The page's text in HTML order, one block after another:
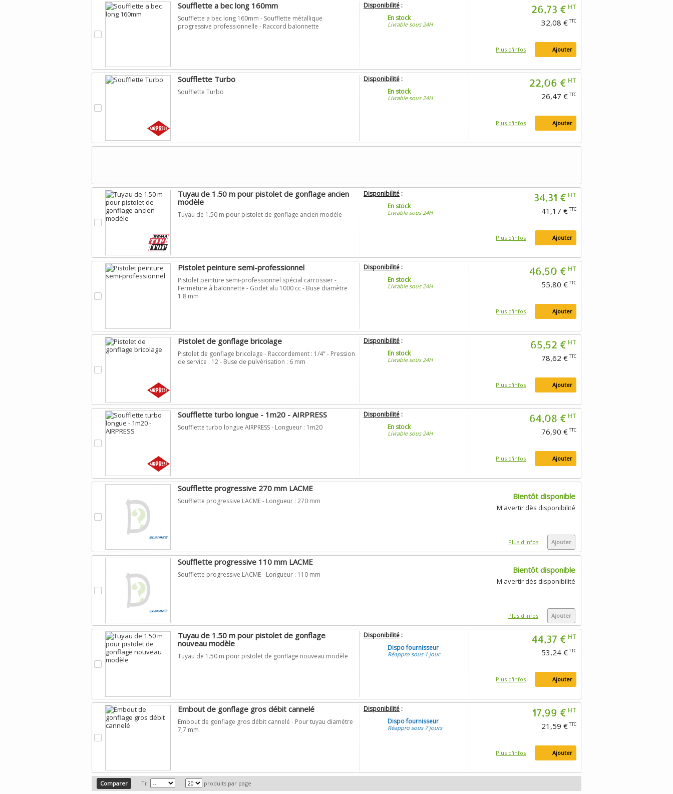
Soufflette a bec long 160mm
Soufflette a bec long 160mm - Soufflette métallique
progressive professionnelle - Raccord baïonnette
Disponibilité :
En stock
Livrable sous 24H
26,73 € HT
32,08 €TTC
Plus d'infos Ajouter
Soufflette Turbo
Soufflette Turbo
Disponibilité :
En stock
Livrable sous 24H
22,06 € HT
26,47 €TTC
Plus d'infos Ajouter
Tuyau de 1.50 m pour pistolet de gonflage ancien
modèle
Tuyau de 1.50 m pour pistolet de gonflage ancien modèle
Disponibilité :
En stock
Livrable sous 24H
34,31 € HT
41,17 €TTC
Plus d'infos Ajouter
Pistolet peinture semi-professionnel
Pistolet peinture semi-professionnel spécial carrossier -
Fermeture à baïonnette - Godet alu 1000 cc - Buse diamètre
1.8 mm
Disponibilité :
En stock
Livrable sous 24H
46,50 € HT
55,80 €TTC
Plus d'infos Ajouter
Pistolet de gonflage bricolage
Pistolet de gonflage bricolage - Raccordement : 1/4" - Pression
de service : 12 - Buse de pulvérisation : 6 mm
Disponibilité :
En stock
Livrable sous 24H
65,52 € HT
78,62 €TTC
Plus d'infos Ajouter
Soufflette turbo longue - 1m20 - AIRPRESS
Soufflette turbo longue AIRPRESS - Longueur : 1m20
Disponibilité :
En stock
Livrable sous 24H
64,08 € HT
76,90 €TTC
Plus d'infos Ajouter
Soufflette progressive 270 mm LACME
Soufflette progressive LACME - Longueur : 270 mm Bientôt disponible
M'avertir dès disponibilité
Plus d'infos Ajouter
Soufflette progressive 110 mm LACME
Soufflette progressive LACME - Longueur : 110 mm Bientôt disponible
M'avertir dès disponibilité
Plus d'infos Ajouter
Tuyau de 1.50 m pour pistolet de gonflage
nouveau modèle
Tuyau de 1.50 m pour pistolet de gonflage nouveau modèle
Disponibilité :
Dispo fournisseur
Réappro sous 1 jour
44,37 € HT
53,24 €TTC
Plus d'infos Ajouter
Embout de gonflage gros débit cannelé
Embout de gonflage gros débit cannelé - Pour tuyau diamétre
7,7 mm
Disponibilité :
Dispo fournisseur
Réappro sous 7 jours
17,99 € HT
21,59 €TTC
Plus d'infos Ajouter
Tri produits par page